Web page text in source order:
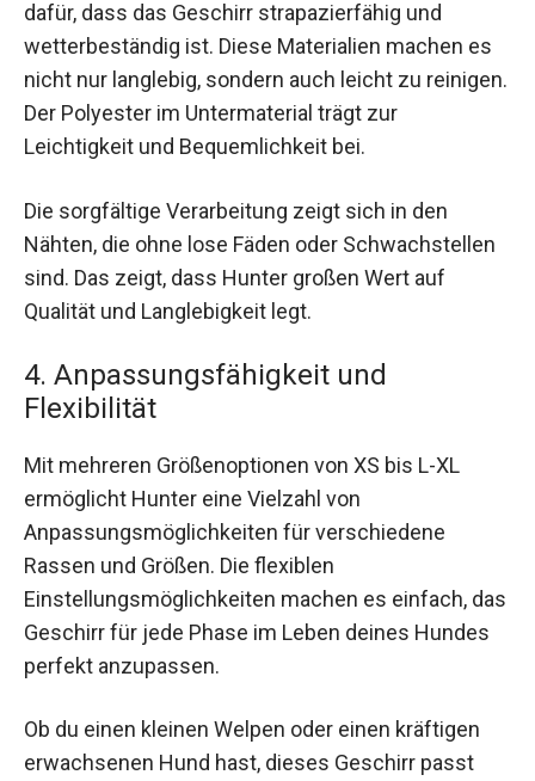
dafür, dass das Geschirr strapazierfähig und
wetterbeständig ist. Diese Materialien machen es
nicht nur langlebig, sondern auch leicht zu reinigen.
Der Polyester im Untermaterial trägt zur
Leichtigkeit und Bequemlichkeit bei.
Die sorgfältige Verarbeitung zeigt sich in den
Nähten, die ohne lose Fäden oder Schwachstellen
sind. Das zeigt, dass Hunter großen Wert auf
Qualität und Langlebigkeit legt.
4. Anpassungsfähigkeit und
Flexibilität
Mit mehreren Größenoptionen von XS bis L-XL
ermöglicht Hunter eine Vielzahl von
Anpassungsmöglichkeiten für verschiedene
Rassen und Größen. Die flexiblen
Einstellungsmöglichkeiten machen es einfach, das
Geschirr für jede Phase im Leben deines Hundes
perfekt anzupassen.
Ob du einen kleinen Welpen oder einen kräftigen
erwachsenen Hund hast, dieses Geschirr passt